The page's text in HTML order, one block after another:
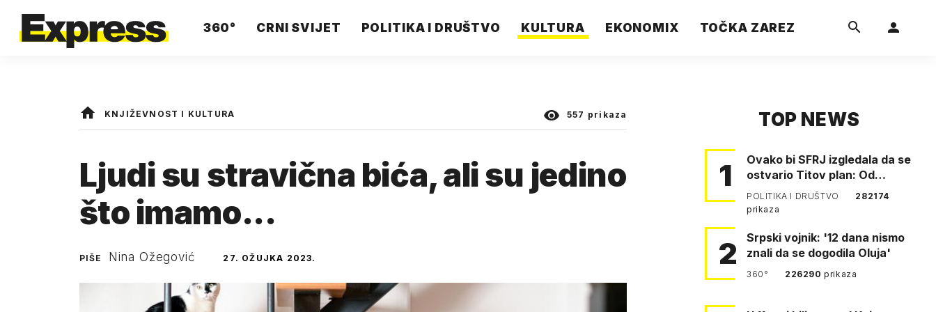
360° CRNI SVIJET POLITIKA I DRUŠTVO KULTURA EKONOMIX TOČKA ZAREZ
KNJIŽEVNOST I KULTURA 557 prikaza
Ljudi su stravična bića, ali su jedino
što imamo...
PIŠE Nina Ožegović 27. OŽUJKA 2023.
TOP NEWS
1
Ovako bi SFRJ izgledala da se
ostvario Titov plan: Od
Klagenfurta do Istanbula!
POLITIKA I DRUŠTVO
282174
prikaza
2
Srpski vojnik: '12 dana nismo
znali da se dogodila Oluja'
360° 226290prikaza